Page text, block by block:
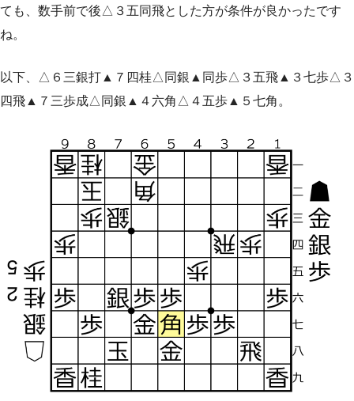
ても、数手前で後△３五同飛とした方が条件が良かったです
ね。
以下、△６三銀打▲７四桂△同銀▲同歩△３五飛▲３七歩△３
四飛▲７三歩成△同銀▲４六角△４五歩▲５七角。